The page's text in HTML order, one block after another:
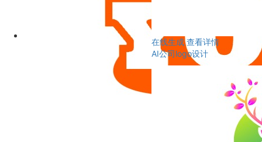
在线生成 查看详情
AI公司logo设计